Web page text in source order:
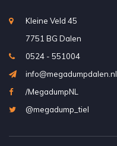
Kleine Veld 45
7751 BG Dalen
0524 - 551004
info@megadumpdalen.nl
/MegadumpNL
@megadump_tiel